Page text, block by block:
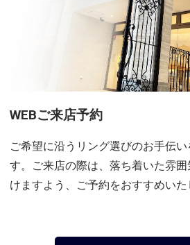
WEBご来店予約
ご希望に沿うリング選びのお手伝
す。ご来店の際は、落ち着いた雰
けますよう、ご予約をおすすめいた